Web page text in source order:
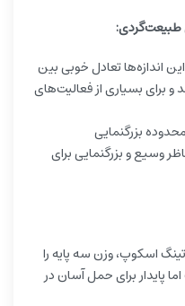
طبیعت‌گردی:
این اندازه‌ها تعادل خوبی بین
و برای بسیاری از فعالیت‌های
بزرگنمایی
وسیع و بزرگنمایی برای
اسکوپ، وزن سه پایه را
پایدار برای حمل آسان در